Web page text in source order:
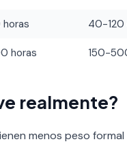
40-120
horas 150-
realmente?
menos peso